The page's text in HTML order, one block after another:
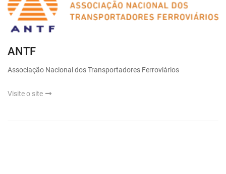
ANTF
Associação Nacional dos Transportadores Ferroviários
Visite o site